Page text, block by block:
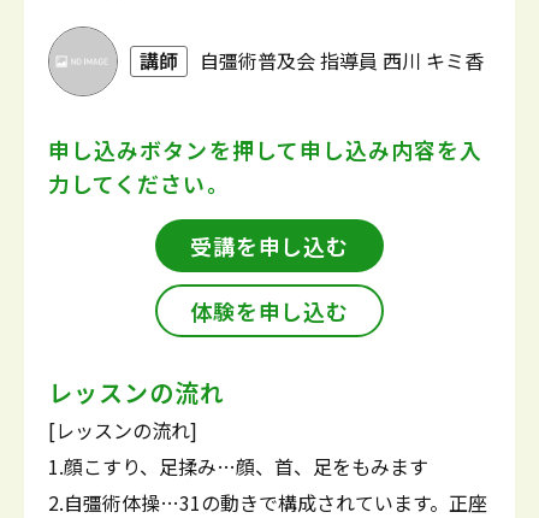
講師 自彊術普及会 指導員 西川 キミ香
申し込みボタンを押して申し込み内容を入
力してください。
受講を申し込む
体験を申し込む
レッスンの流れ
[レッスンの流れ]
1.顔こすり、足揉み…顔、首、足をもみます
2.自彊術体操…31の動きで構成されています。正座